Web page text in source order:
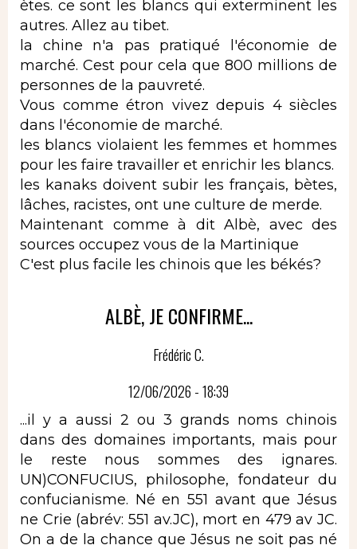
ètes. ce sont les blancs qui exterminent les
autres. Allez au tibet.
la chine n'a pas pratiqué l'économie de
marché. Cest pour cela que 800 millions de
personnes de la pauvreté.
Vous comme étron vivez depuis 4 siècles
dans l'économie de marché.
les blancs violaient les femmes et hommes
pour les faire travailler et enrichir les blancs.
les kanaks doivent subir les français, bètes,
lâches, racistes, ont une culture de merde.
Maintenant comme à dit Albè, avec des
sources occupez vous de la Martinique
C'est plus facile les chinois que les békés?
ALBÈ, JE CONFIRME...
Frédéric C.
12/06/2026 - 18:39
...il y a aussi 2 ou 3 grands noms chinois
dans des domaines importants, mais pour
le reste nous sommes des ignares.
UN)CONFUCIUS, philosophe, fondateur du
confucianisme. Né en 551 avant que Jésus
ne Crie (abrév: 551 av.JC), mort en 479 av JC.
On a de la chance que Jésus ne soit pas né